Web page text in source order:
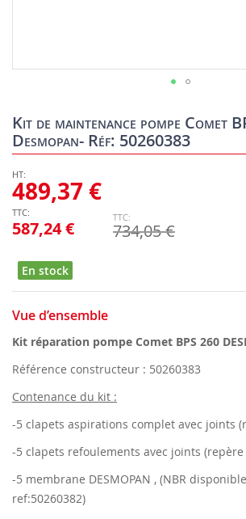
Kit de maintenance pompe Comet
Desmopan- Réf: 50260383
587,24 €
489,37 €
734,05 €
En stock
Vue d’ensemble
Kit réparation pompe Comet BPS 260
Référence constructeur : 50260383
Contenance du kit :
-5 clapets aspirations complet avec joints
-5 clapets refoulements avec joints (repère
-5 membrane DESMOPAN , (NBR
ref:50260382)
to
the
beginning
the
images
gallery